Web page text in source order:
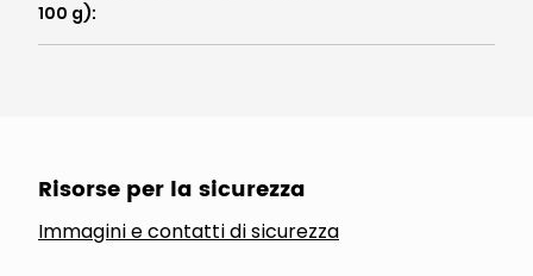
100 g):
Risorse per la sicurezza
Immagini e contatti di sicurezza